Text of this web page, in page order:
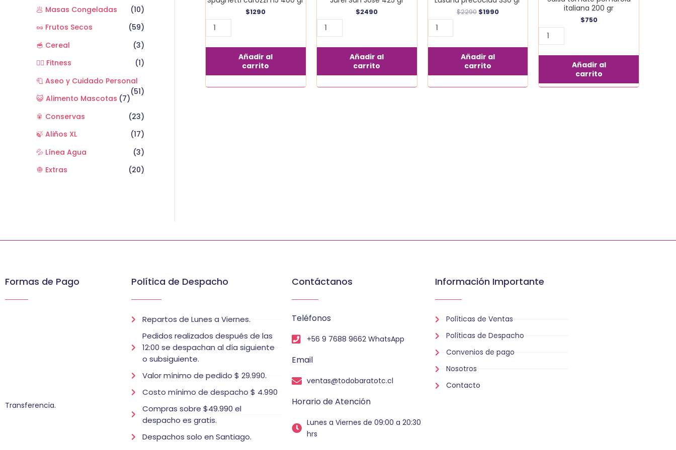
🥟 Masas Congeladas
(10)
🥜 Frutos Secos
(59)
🥣 Cereal
(3)
🏋️‍♂️ Fitness
(1)
🧻 Aseo y Cuidado Personal
(51)
😺 Alimento Mascotas (7)
🥫 Conservas
(23)
🍃 Aliños XL
(17)
💦 Línea Agua
(3)
🧅 Extras
(20)
$1290
Añadir al
carrito
$2490
Añadir al
carrito
$2290 $1990
Añadir al
carrito
italiana 200 gr
$750
Añadir al
carrito
Formas de Pago
Transferencia.
Política de Despacho
Repartos de Lunes a Viernes.
Pedidos realizados después de las
12:00 se despachan al día siguiente
o subsiguiente.
Valor mínimo de pedido $ 29.990.
Costo mínimo de despacho $ 4.990
Compras sobre $49.990 el
despacho es gratis.
Despachos solo en Santiago.
Contáctanos
Teléfonos
+56 9 7688 9662 WhatsApp
Email
ventas@todobaratotc.cl
Horario de Atención
Lunes a Viernes de 09:00 a 20:30
hrs
Información Importante
Políticas de Ventas
Políticas de Despacho
Convenios de pago
Nosotros
Contacto